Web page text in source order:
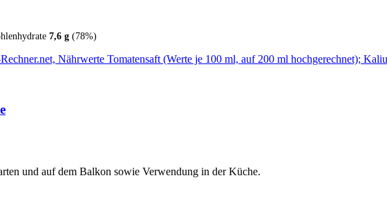
7,6 g (78%)
Nährwerte Tomatensaft (Werte je 100 ml, auf 200 ml hochgerechnet);
und auf dem Balkon sowie Verwendung in der Küche.